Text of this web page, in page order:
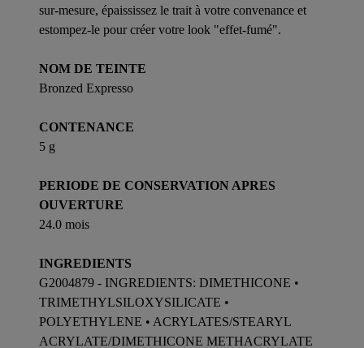
sur-mesure, épaississez le trait à votre convenance et
estompez-le pour créer votre look "effet-fumé".
NOM DE TEINTE
Bronzed Expresso
CONTENANCE
5 g
PERIODE DE CONSERVATION APRES
OUVERTURE
24.0 mois
INGREDIENTS
G2004879 - INGREDIENTS: DIMETHICONE •
TRIMETHYLSILOXYSILICATE •
POLYETHYLENE • ACRYLATES/STEARYL
ACRYLATE/DIMETHICONE METHACRYLATE